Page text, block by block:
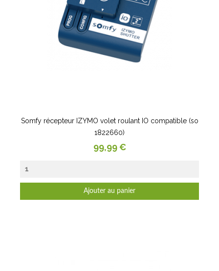
Somfy récepteur IZYMO volet roulant IO compatible (so
1822660)
Prix
99,99 €
Ajouter au panier